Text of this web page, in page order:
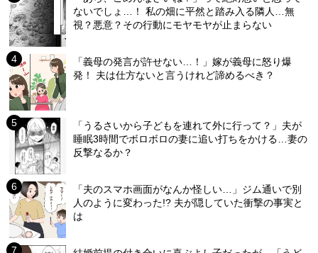
ないでしょ…！ 私の畑に平然と踏み入る隣人…無
視？悪意？その行動にモヤモヤが止まらない
「義母の発言が許せない…！」嫁が義母に怒り爆
発！ 夫は仕方ないと言うけれど諦めるべき？
「うるさいから子どもを連れて外に行って？」夫が
睡眠3時間でボロボロの妻に追い打ちをかける…妻の
反撃なるか？
「夫のスマホ画面がなんか怪しい…」ジム通いで別
人のように変わった!? 夫が隠していた衝撃の事実と
は